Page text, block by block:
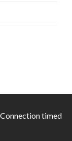
timed